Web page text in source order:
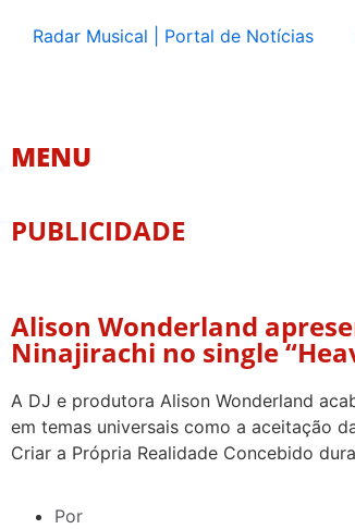
Radar Musical | Portal de Notícias
MENU
PUBLICIDADE
Alison Wonderland
Ninajirachi no single
A DJ e produtora Alison Wonderland
em temas universais como a aceitação
Criar a Própria Realidade Concebido
Por